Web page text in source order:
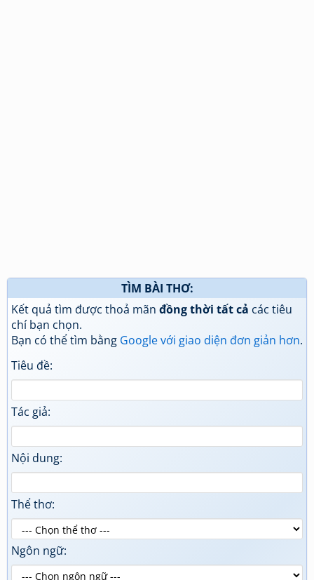
TÌM BÀI THƠ:
Kết quả tìm được thoả mãn đồng thời tất cả các tiêu
chí bạn chọn.
Bạn có thể tìm bằng Google với giao diện đơn giản hơn.
Tiêu đề:
Tác giả:
Nội dung:
Thể thơ:
Ngôn ngữ: